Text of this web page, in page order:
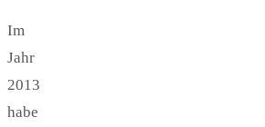
Im
Jahr
2013
habe